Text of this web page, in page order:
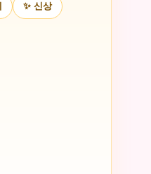
✨ 신상